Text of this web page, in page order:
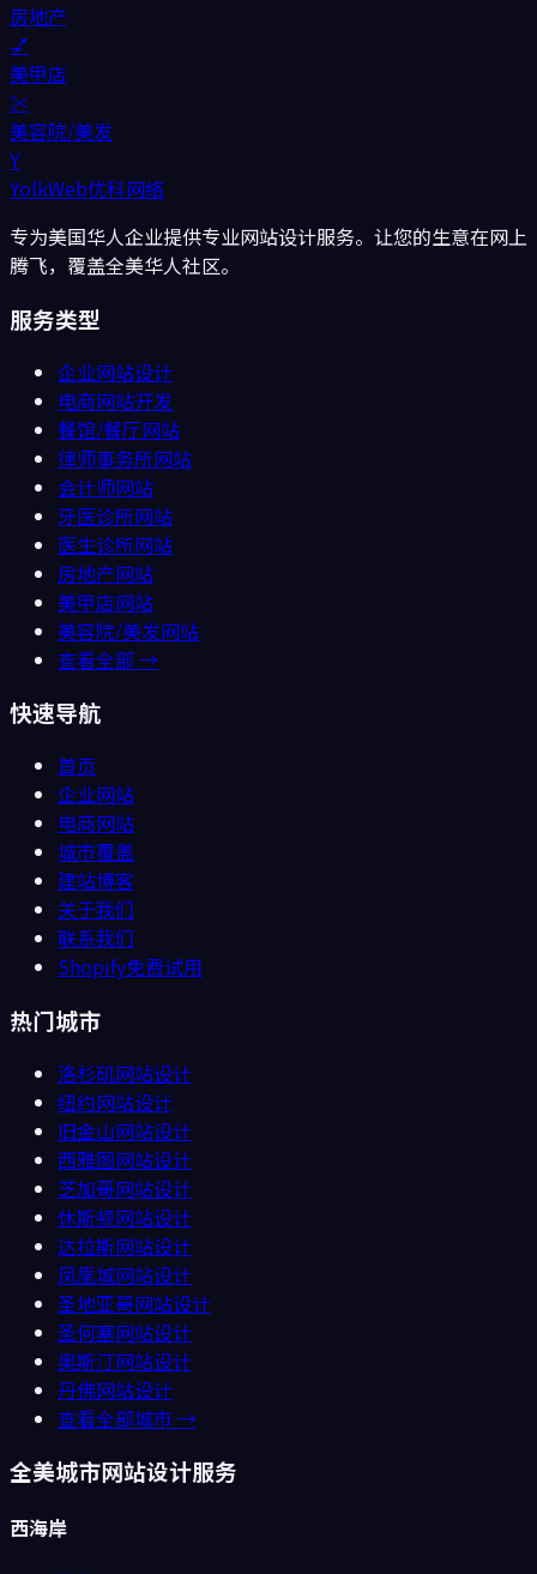
房地产
💅
美甲店
✂️
美容院/美发
Y
YolkWeb优科网络
专为美国华人企业提供专业网站设计服务。让您的生意在网上
腾飞，覆盖全美华人社区。
服务类型
企业网站设计
电商网站开发
餐馆/餐厅网站
律师事务所网站
会计师网站
牙医诊所网站
医生诊所网站
房地产网站
美甲店网站
美容院/美发网站
查看全部 →
快速导航
首页
企业网站
电商网站
城市覆盖
建站博客
关于我们
联系我们
Shopify免费试用
热门城市
洛杉矶网站设计
纽约网站设计
旧金山网站设计
西雅图网站设计
芝加哥网站设计
休斯顿网站设计
达拉斯网站设计
凤凰城网站设计
圣地亚哥网站设计
圣何塞网站设计
奥斯汀网站设计
丹佛网站设计
查看全部城市 →
全美城市网站设计服务
西海岸